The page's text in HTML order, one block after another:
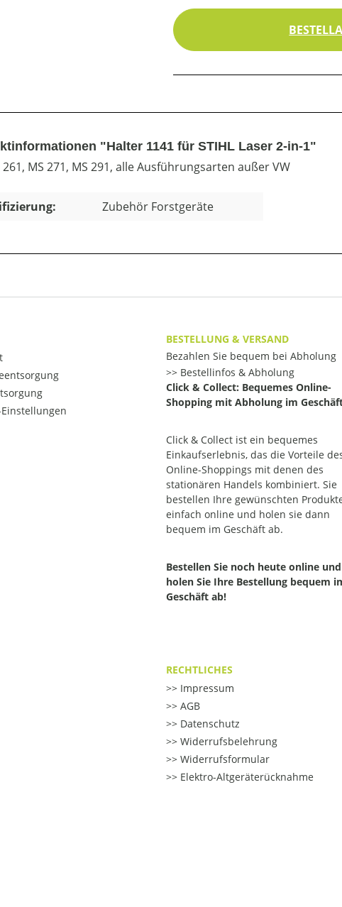
"Halter 1141 für STIHL Laser 2-in-1"
261, MS 271, MS 291, alle Ausführungsarten außer VW
Zubehör Forstgeräte
Einstellungen
BESTELLUNG & VERSAND
Bezahlen Sie bequem bei Abholung
Bestellinfos & Abholung
Click & Collect: Bequemes Online-
Shopping mit Abholung im
Click & Collect ist ein bequemes
Einkaufserlebnis, das die Vorteile
Online-Shoppings mit denen des
stationären Handels kombiniert. Sie
bestellen Ihre gewünschten
einfach online und holen sie dann
bequem im Geschäft ab.
Bestellen Sie noch heute online und
holen Sie Ihre Bestellung bequem
Geschäft ab!
RECHTLICHES
Impressum
AGB
Datenschutz
Widerrufsbelehrung
Widerrufsformular
Elektro-Altgeräterücknahme